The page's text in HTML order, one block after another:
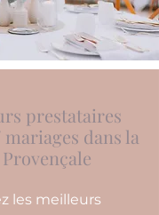
prestataires
dans la
les meilleurs